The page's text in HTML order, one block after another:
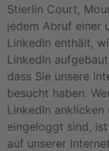
Stierlin Court,
jedem Abruf einer
LinkedIn enthält,
LinkedIn
dass Sie unsere
besucht haben.
LinkedIn
eingeloggt sind,
auf unserer